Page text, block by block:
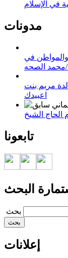
مدونات
والمواطن في
محمد الصحه
مريم بنت
اعبيدك
الحاج الشيخ
تابعونا
البحث
‏بحث ‏
إعلانات